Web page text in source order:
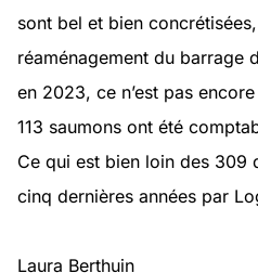
sont bel et bien
réaménagement du barrage
en 2023, ce n’est pas
113 saumons ont été
Ce qui est bien loin des 309
cinq dernières années par
Laura Berthuin